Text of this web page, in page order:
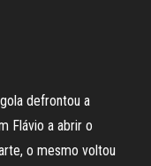
defrontou a
Flávio a abrir o
o mesmo voltou